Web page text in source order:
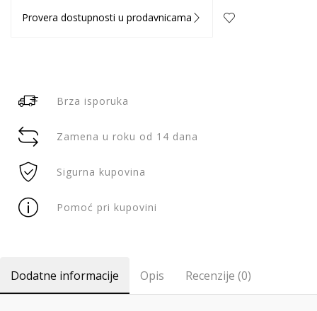
Provera dostupnosti u prodavnicama
Brza isporuka
Zamena u roku od 14 dana
Sigurna kupovina
Pomoć pri kupovini
Dodatne informacije Opis Recenzije (0)